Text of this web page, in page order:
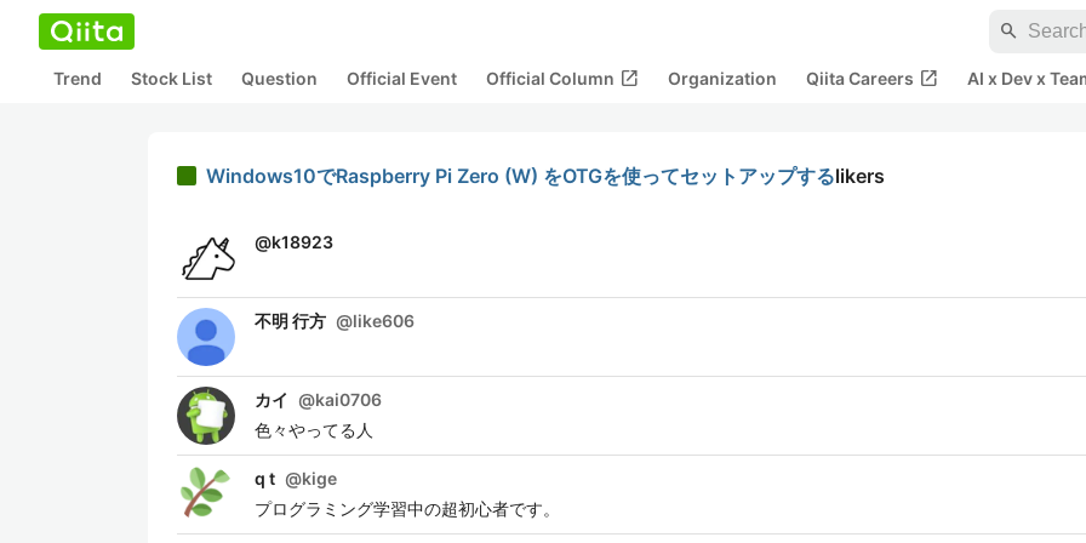
search
Trend Stock List Question Official Event Official Column open_in_new Organization Qiita Careers open_in_new AI x Dev x
Windows10でRaspberry Pi Zero (W) をOTGを使ってセットアップするlikers
@k18923
不明 行方 @like606
カイ @kai0706
色々やってる人
q t @kige
プログラミング学習中の超初心者です。